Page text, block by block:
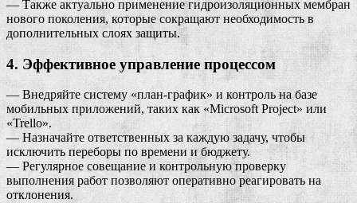
— Также актуально применение гидроизоляционных мембран
нового поколения, которые сокращают необходимость в
дополнительных слоях защиты.
4. Эффективное управление процессом
— Внедряйте систему «план-график» и контроль на базе
мобильных приложений, таких как «Microsoft Project» или
«Trello».
— Назначайте ответственных за каждую задачу, чтобы
исключить переборы по времени и бюджету.
— Регулярное совещание и контрольную проверку
выполнения работ позволяют оперативно реагировать на
отклонения.